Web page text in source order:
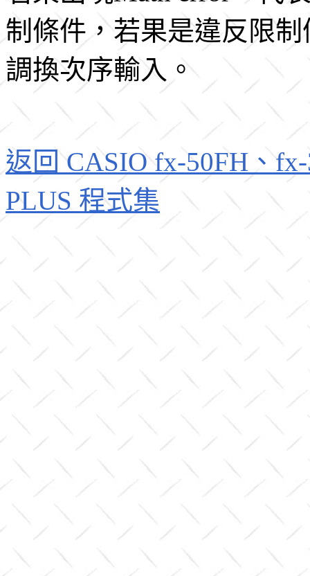
制條件，若果是違反限
調換次序輸入。
返回 CASIO fx-50FH、
PLUS 程式集